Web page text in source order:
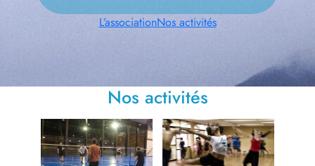
L’associationNos activités
Nos activités